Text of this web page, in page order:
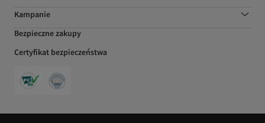
Kampanie
Bezpieczne zakupy
Certyfikat bezpieczeństwa